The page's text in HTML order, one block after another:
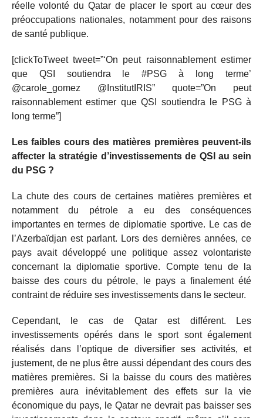
réelle volonté du Qatar de placer le sport au cœur des
préoccupations nationales, notamment pour des raisons
de santé publique.
[clickToTweet tweet=”‘On peut raisonnablement estimer
que QSI soutiendra le #PSG à long terme’
@carole_gomez @InstitutIRIS” quote=”On peut
raisonnablement estimer que QSI soutiendra le PSG à
long terme”]
Les faibles cours des matières premières peuvent-ils
affecter la stratégie d’investissements de QSI au sein
du PSG ?
La chute des cours de certaines matières premières et
notamment du pétrole a eu des conséquences
importantes en termes de diplomatie sportive. Le cas de
l’Azerbaïdjan est parlant. Lors des dernières années, ce
pays avait développé une politique assez volontariste
concernant la diplomatie sportive. Compte tenu de la
baisse des cours du pétrole, le pays a finalement été
contraint de réduire ses investissements dans le secteur.
Cependant, le cas de Qatar est différent. Les
investissements opérés dans le sport sont également
réalisés dans l’optique de diversifier ses activités, et
justement, de ne plus être aussi dépendant des cours des
matières premières. Si la baisse du cours des matières
premières aura inévitablement des effets sur la vie
économique du pays, le Qatar ne devrait pas baisser ses